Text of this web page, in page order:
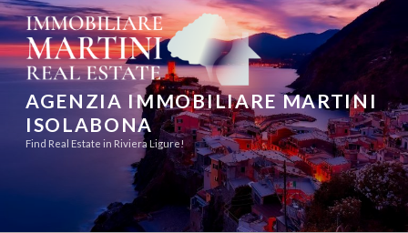
Aller
au
contenu
principal
AGENZIA IMMOBILIARE MARTINI
ISOLABONA
Find Real Estate in Riviera Ligure!